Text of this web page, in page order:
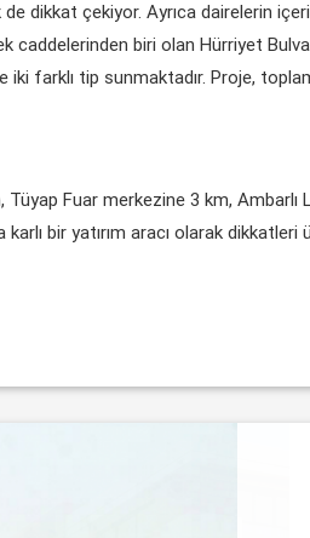
dikkat çekiyor. Ayrıca dairelerin
caddelerinden biri olan Hürriyet
farklı tip sunmaktadır. Proje,
Fuar merkezine 3 km, Ambarlı
bir yatırım aracı olarak dikkatleri